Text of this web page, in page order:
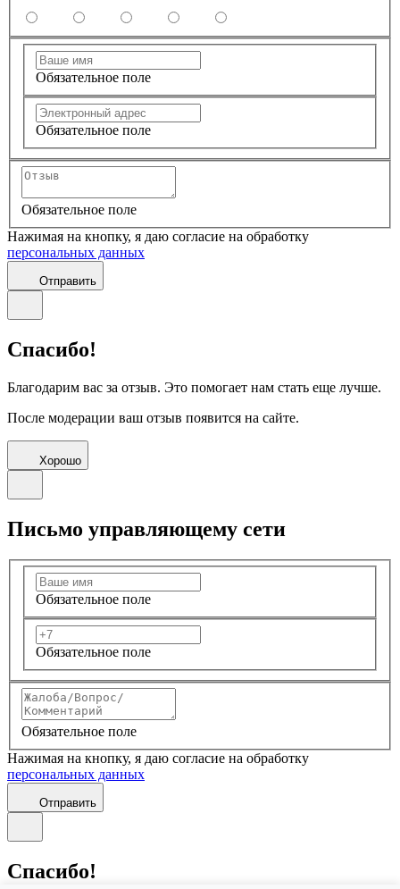
Обязательное поле
Обязательное поле
Обязательное поле
Нажимая на кнопку, я даю согласие на обработку
персональных данных
Отправить
Спасибо!
Благодарим вас за отзыв. Это помогает нам стать еще лучше.
После модерации ваш отзыв появится на сайте.
Хорошо
Письмо управляющему сети
Обязательное поле
Обязательное поле
Обязательное поле
Нажимая на кнопку, я даю согласие на обработку
персональных данных
Отправить
Спасибо!